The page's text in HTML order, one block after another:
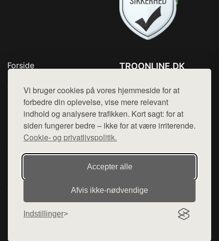
Vi bruger cookies på vores hjemmeside for at
forbedre din oplevelse, vise mere relevant
indhold og analysere trafikken. Kort sagt: for at
siden fungerer bedre – ikke for at være irriterende.
Cookie- og privatlivspolitik.
Accepter alle
Afvis ikke‑nødvendige
Indstillinger
Forside
Top Rabatter
Blog
Kontakt
TROONLINE.DK
Mail: hej@want.dk
Cookie- og privatlivspolitik
Denne side er en del af want.dk, der udgiver en række
hjemmesider med præsentation af forskellige produkter fra
diverse webshops. Der sælges ikke varer fra denne side - vi
varerne på lager.